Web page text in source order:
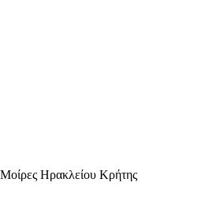
Ηρακλείου Κρήτης